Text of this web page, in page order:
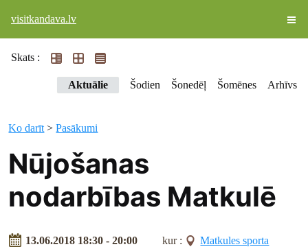
visitkandava.lv
Skats :
Aktuālie Šodien Šonedēļ Šomēnes Arhīvs
Ko darīt >Pasākumi
Nūjošanas
nodarbības Matkulē
13.06.2018 18:30 - 20:00 kur :
Matkules sporta